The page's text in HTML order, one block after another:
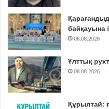
байқауына
08.08.2026
Ұлттық
08.08.2026
Құрылтай: